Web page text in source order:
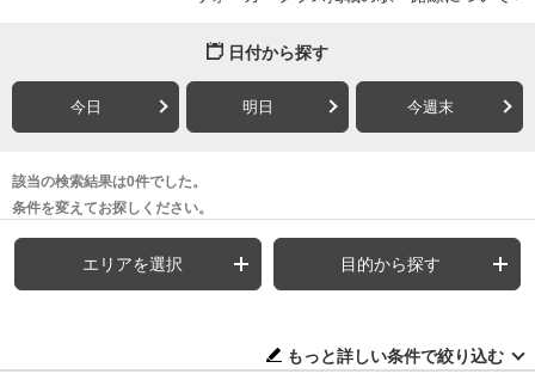
日付から探す
今日 明日 今週末
該当の検索結果は0件でした。
条件を変えてお探しください。
エリアを選択 目的から探す
もっと詳しい条件で絞り込む